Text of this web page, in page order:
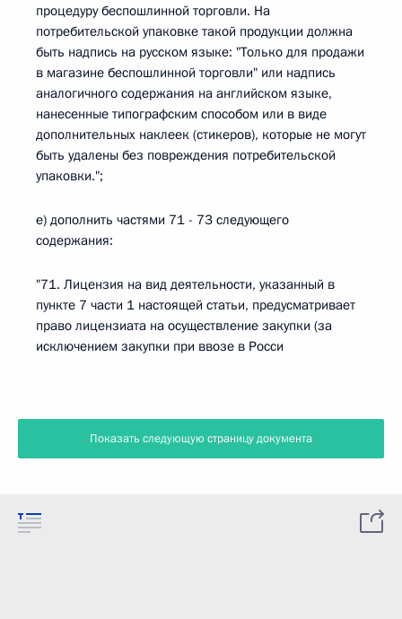
процедуру беспошлинной торговли. На
потребительской упаковке такой продукции должна
быть надпись на русском языке: "Только для продажи
в магазине беспошлинной торговли" или надпись
аналогичного содержания на английском языке,
нанесенные типографским способом или в виде
дополнительных наклеек (стикеров), которые не могут
быть удалены без повреждения потребительской
упаковки.";
е) дополнить частями 71 - 73 следующего
содержания:
"71. Лицензия на вид деятельности, указанный в
пункте 7 части 1 настоящей статьи, предусматривает
право лицензиата на осуществление закупки (за
исключением закупки при ввозе в Росси
Показать следующую страницу документа